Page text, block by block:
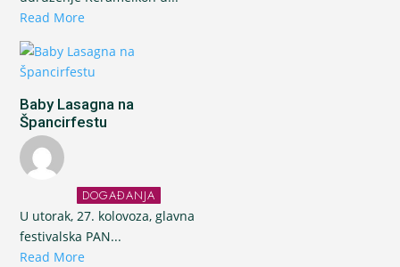
Read More
Baby Lasagna na
Špancirfestu
DOGAĐANJA
U utorak, 27. kolovoza, glavna
festivalska PAN...
Read More